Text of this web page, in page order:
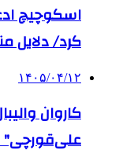
اسکوچیچ
کرد/ دلایل
۱۴۰۵/۰۴/۱۲
کاروان
علی‌قورچی"